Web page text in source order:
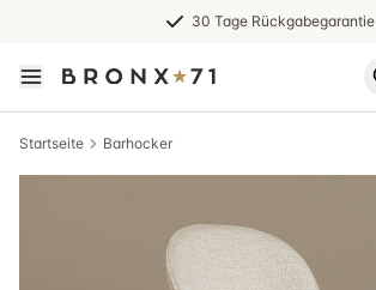
30 Tage Rückgabegarantie
Startseite Barhocker